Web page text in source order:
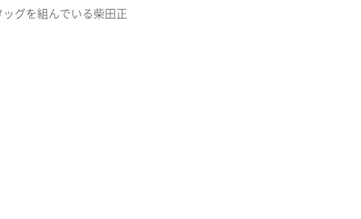
グを組んでいる柴田正